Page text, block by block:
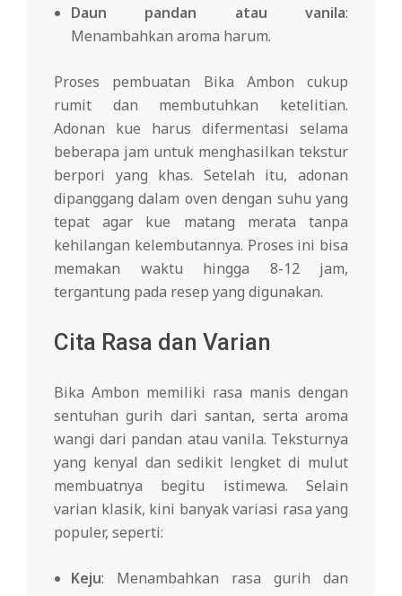
Daun pandan atau vanila:
Menambahkan aroma harum.
Proses pembuatan Bika Ambon cukup
rumit dan membutuhkan ketelitian.
Adonan kue harus difermentasi selama
beberapa jam untuk menghasilkan tekstur
berpori yang khas. Setelah itu, adonan
dipanggang dalam oven dengan suhu yang
tepat agar kue matang merata tanpa
kehilangan kelembutannya. Proses ini bisa
memakan waktu hingga 8-12 jam,
tergantung pada resep yang digunakan.
Cita Rasa dan Varian
Bika Ambon memiliki rasa manis dengan
sentuhan gurih dari santan, serta aroma
wangi dari pandan atau vanila. Teksturnya
yang kenyal dan sedikit lengket di mulut
membuatnya begitu istimewa. Selain
varian klasik, kini banyak variasi rasa yang
populer, seperti:
Keju: Menambahkan rasa gurih dan